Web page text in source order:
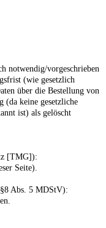
notwendig/vorgeschrieben
(wie gesetzlich
über die Bestellung von
(da keine gesetzliche
ist) als gelöscht
[TMG]):
Seite).
Abs. 5 MDStV):